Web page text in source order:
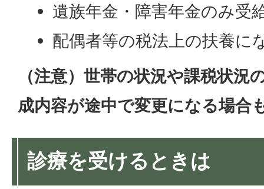
遺族年金・障害年金のみ受
配偶者等の税法上の扶養に
（注意）世帯の状況や課税状況
成内容が途中で変更になる場合
診療を受けるときは